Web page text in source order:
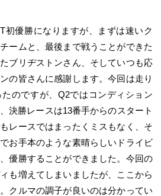
初優勝になりますが、まずは速いク
ームと、最後まで戦うことができた
ブリヂストンさん、そしていつも応
の皆さんに感謝します。今回は走り
のですが、Q2ではコンディション
決勝レースは13番手からのスタート
レースではまったくミスもなく、そ
お手本のような素晴らしいドライビ
優勝することができました。今回の
も増えてしまいましたが、ここから
クルマの調子が良いのは分かってい